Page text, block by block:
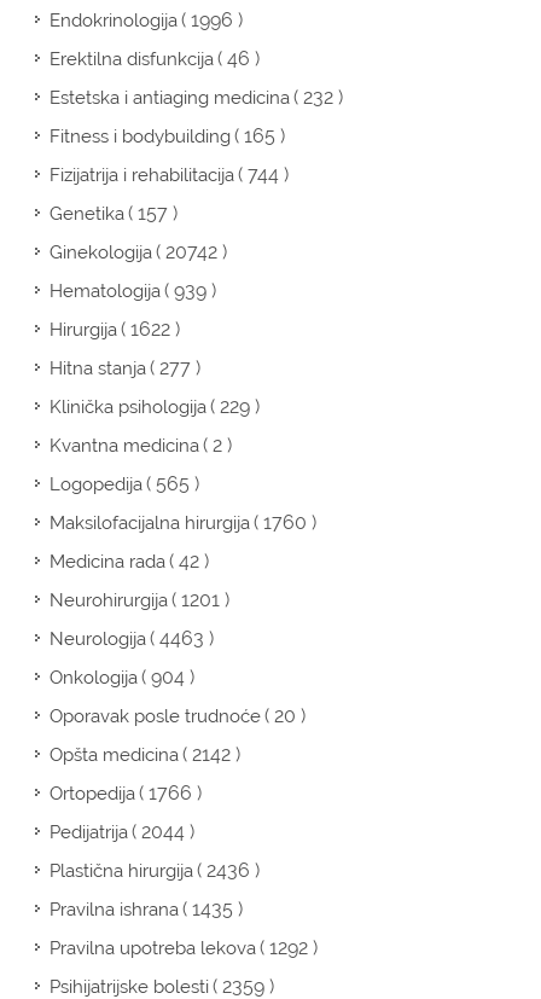
Endokrinologija( 1996 )
Erektilna disfunkcija( 46 )
Estetska i antiaging medicina( 232 )
Fitness i bodybuilding( 165 )
Fizijatrija i rehabilitacija( 744 )
Genetika( 157 )
Ginekologija( 20742 )
Hematologija( 939 )
Hirurgija( 1622 )
Hitna stanja( 277 )
Klinička psihologija( 229 )
Kvantna medicina( 2 )
Logopedija( 565 )
Maksilofacijalna hirurgija( 1760 )
Medicina rada( 42 )
Neurohirurgija( 1201 )
Neurologija( 4463 )
Onkologija( 904 )
Oporavak posle trudnoće( 20 )
Opšta medicina( 2142 )
Ortopedija( 1766 )
Pedijatrija( 2044 )
Plastična hirurgija( 2436 )
Pravilna ishrana( 1435 )
Pravilna upotreba lekova( 1292 )
Psihijatrijske bolesti( 2359 )